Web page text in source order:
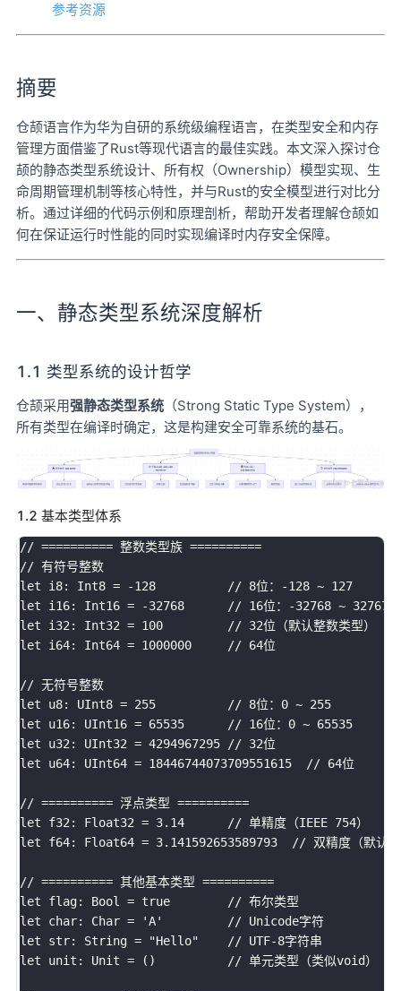
参考资源
摘要
仓颉语言作为华为自研的系统级编程语言，在类型安全和内存
管理方面借鉴了Rust等现代语言的最佳实践。本文深入探讨仓
颉的静态类型系统设计、所有权（Ownership）模型实现、生
命周期管理机制等核心特性，并与Rust的安全模型进行对比分
析。通过详细的代码示例和原理剖析，帮助开发者理解仓颉如
何在保证运行时性能的同时实现编译时内存安全保障。
一、静态类型系统深度解析
1.1 类型系统的设计哲学
仓颉采用强静态类型系统 （Strong Static Type System），
所有类型在编译时确定，这是构建安全可靠系统的基石。
1.2 基本类型体系
// ========== 整数类型族 ==========
// 有符号整数
let i8: Int8 = -128          // 8位：-128 ~ 127
let i16: Int16 = -32768      // 16位：-32768 ~ 32767
let i32: Int32 = 100         // 32位（默认整数类型）
let i64: Int64 = 1000000     // 64位
// 无符号整数
let u8: UInt8 = 255          // 8位：0 ~ 255
let u16: UInt16 = 65535      // 16位：0 ~ 65535
let u32: UInt32 = 4294967295 // 32位
let u64: UInt64 = 18446744073709551615  // 64位
// ========== 浮点类型 ==========
let f32: Float32 = 3.14      // 单精度（IEEE 754）
let f64: Float64 = 3.141592653589793  // 双精度（默认）
// ========== 其他基本类型 ==========
let flag: Bool = true        // 布尔类型
let char: Char = 'A'         // Unicode字符
let str: String = "Hello"    // UTF-8字符串
let unit: Unit = ()          // 单元类型（类似void）